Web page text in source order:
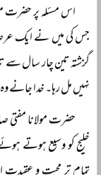
اس مسئلہ پر حضرت
جس کی میں نے ایک
گزشتہ تین چار سال سے
نہیں مل رہا۔ خدا
حضرت مولانا
خلیج کو وسیع ہوتے